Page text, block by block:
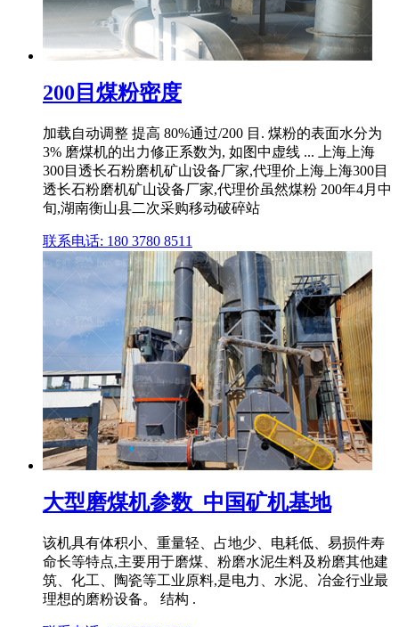
200目煤粉密度
加载自动调整 提高 80%通过/200 目. 煤粉的表面水分为
3% 磨煤机的出力修正系数为, 如图中虚线 ... 上海上海
300目透长石粉磨机矿山设备厂家,代理价上海上海300目
透长石粉磨机矿山设备厂家,代理价虽然煤粉 200年4月中
旬,湖南衡山县二次采购移动破碎站
联系电话: 180 3780 8511
大型磨煤机参数_中国矿机基地
该机具有体积小、重量轻、占地少、电耗低、易损件寿
命长等特点,主要用于磨煤、粉磨水泥生料及粉磨其他建
筑、化工、陶瓷等工业原料,是电力、水泥、冶金行业最
理想的磨粉设备。 结构 .